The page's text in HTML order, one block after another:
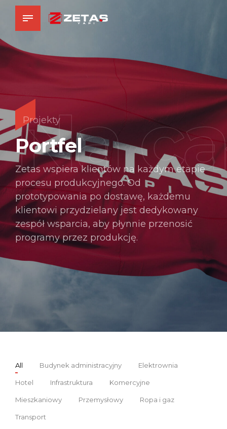
Projekty
Portfel
Na
Zetas wspiera klientów na każdym etapie
procesu produkcyjnego. Od
prototypowania po dostawę, każdemu
klientowi przydzielany jest dedykowany
zespół wsparcia, aby płynnie przenosić
programy przez produkcję.
All Budynek administracyjny Elektrownia
Hotel Infrastruktura Komercyjne
Mieszkaniowy Przemysłowy Ropa i gaz
Transport